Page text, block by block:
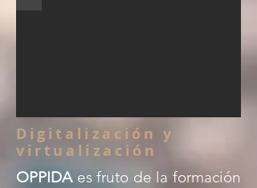
Digitalización y
virtualización
OPPIDA esfruto de la formación